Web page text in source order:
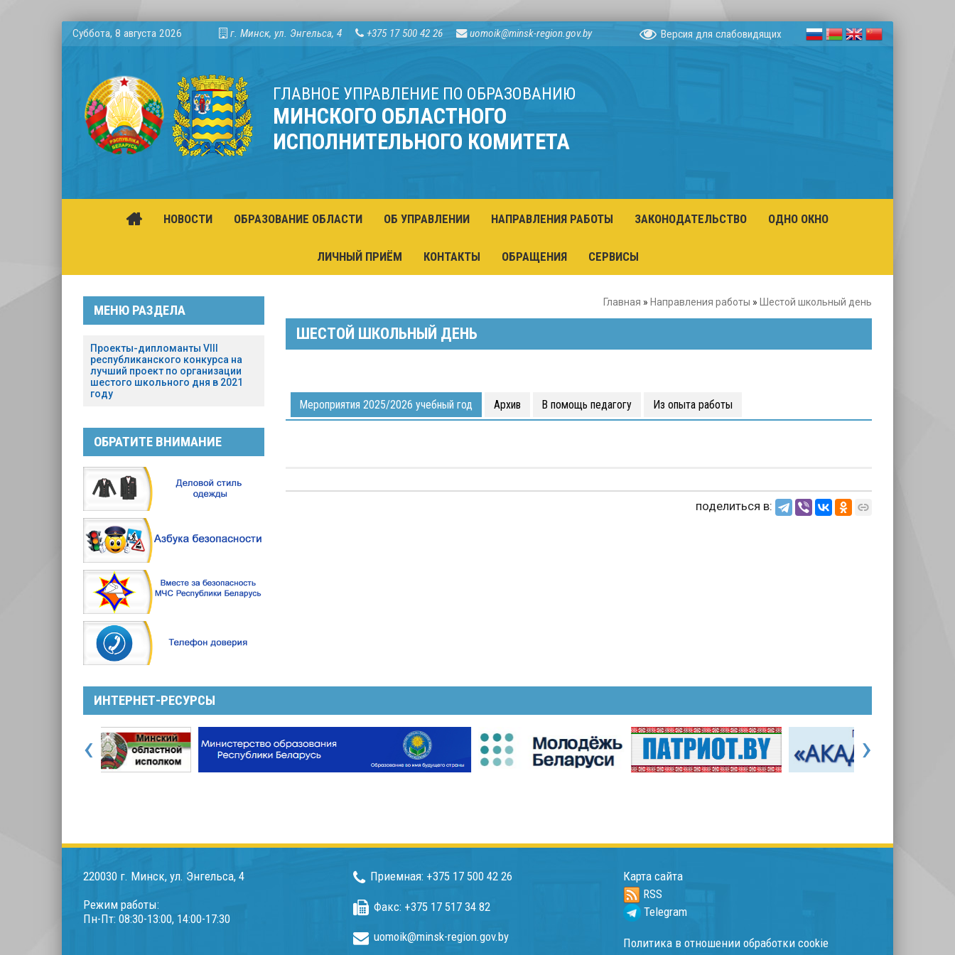
Суббота, 8 августа 2026 г. Минск, ул. Энгельса, 4 +375 17 500 42 26 uomoik@minsk-region.gov.by Версия для слабовидящих
ГЛАВНОЕ УПРАВЛЕНИЕ ПО ОБРАЗОВАНИЮ
МИНСКОГО ОБЛАСТНОГО
ИСПОЛНИТЕЛЬНОГО КОМИТЕТА
НОВОСТИ ОБРАЗОВАНИЕ ОБЛАСТИ ОБ УПРАВЛЕНИИ НАПРАВЛЕНИЯ РАБОТЫ ЗАКОНОДАТЕЛЬСТВО ОДНО ОКНО
ЛИЧНЫЙ ПРИЁМ КОНТАКТЫ ОБРАЩЕНИЯ СЕРВИСЫ
Главная » Направления работы » Шестой школьный день
ШЕСТОЙ ШКОЛЬНЫЙ ДЕНЬ
Мероприятия 2025/2026 учебный год Архив В помощь педагогу Из опыта работы
поделиться в:
МЕНЮ РАЗДЕЛА
Проекты-дипломанты VIII
республиканского конкурса на
лучший проект по организации
шестого школьного дня в 2021
году
ОБРАТИТЕ ВНИМАНИЕ
ИНТЕРНЕТ-РЕСУРСЫ
‹ ›
220030 г. Минск, ул. Энгельса, 4
Режим работы:
Пн-Пт: 08:30-13:00, 14:00-17:30
Приемная: +375 17 500 42 26
Факс: +375 17 517 34 82
uomoik@minsk-region.gov.by
Карта сайта
RSS
Telegram
Политика в отношении обработки cookie